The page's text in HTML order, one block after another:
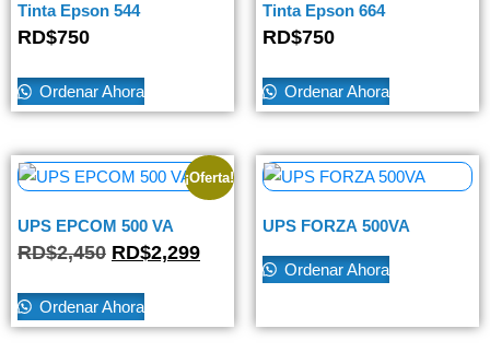
Tinta Epson 544
RD$750
Ordenar Ahora
Tinta Epson 664
RD$750
Ordenar Ahora
¡Oferta!
UPS EPCOM 500 VA
RD$2,450 RD$2,299
Ordenar Ahora
UPS FORZA 500VA
Ordenar Ahora